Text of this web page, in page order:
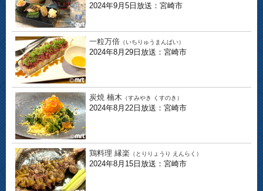
2024年9月5日放送：宮崎市
一粒万倍 （いちりゅうまんばい）
2024年8月29日放送：宮崎市
炭焼 楠木 （すみやき くすのき）
2024年8月22日放送：宮崎市
鶏料理 縁楽 （とりりょうり えんらく）
2024年8月15日放送：宮崎市